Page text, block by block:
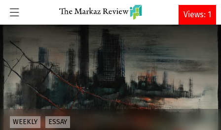
DONATE
WEEKLY ESSAY
Views: 1